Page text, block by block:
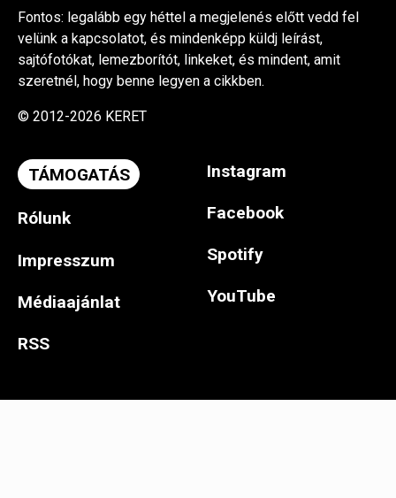
Fontos: legalább egy héttel a megjelenés előtt vedd fel
velünk a kapcsolatot, és mindenképp küldj leírást,
sajtófotókat, lemezborítót, linkeket, és mindent, amit
szeretnél, hogy benne legyen a cikkben.
© 2012-2026 KERET
TÁMOGATÁS
Rólunk
Impresszum
Médiaajánlat
RSS
Instagram
Facebook
Spotify
YouTube